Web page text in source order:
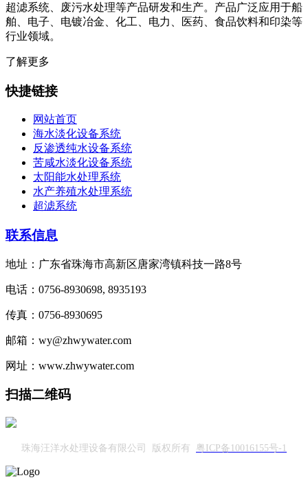
超滤系统、废污水处理等产品研发和生产。产品广泛应用于船
舶、电子、电镀冶金、化工、电力、医药、食品饮料和印染等
行业领域。
了解更多
快捷链接
网站首页
海水淡化设备系统
反渗透纯水设备系统
苦咸水淡化设备系统
太阳能水处理系统
水产养殖水处理系统
超滤系统
联系信息
地址：广东省珠海市高新区唐家湾镇科技一路8号
电话：0756-8930698, 8935193
传真：0756-8930695
邮箱：wy@zhwywater.com
网址：www.zhwywater.com
扫描二维码
珠海汪洋水处理设备有限公司 版权所有 粤ICP备10016155号-1